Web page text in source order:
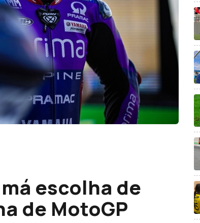
escolha de
de MotoGP